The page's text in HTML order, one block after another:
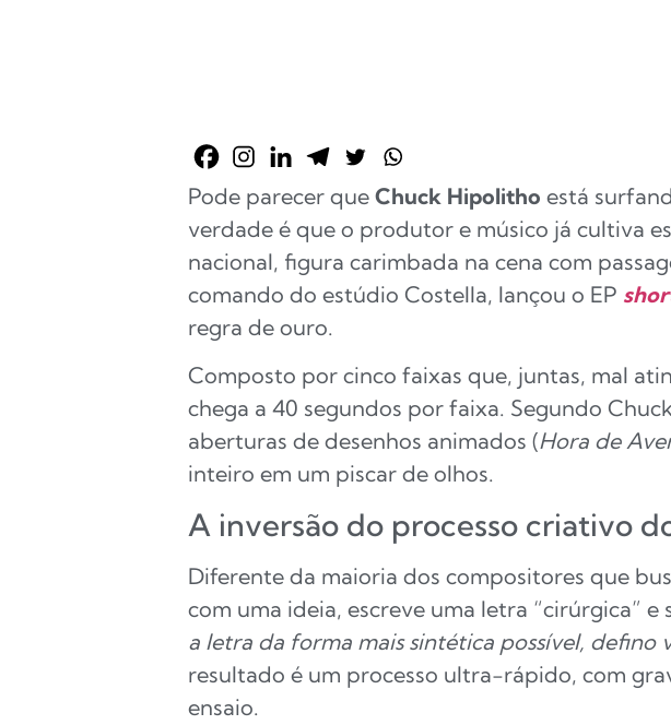
Pode parecer que Chuck Hipolitho está
verdade é que o produtor e músico já cultiva
nacional, figura carimbada na cena com
comando do estúdio Costella, lançou o EP
regra de ouro.
Composto por cinco faixas que, juntas, mal
chega a 40 segundos por faixa. Segundo
aberturas de desenhos animados (Hora de
inteiro em um piscar de olhos.
A inversão do processo criativo
Diferente da maioria dos compositores que
com uma ideia, escreve uma letra “cirúrgica”
a letra da forma mais sintética possível, defino
resultado é um processo ultra-rápido, com
ensaio.